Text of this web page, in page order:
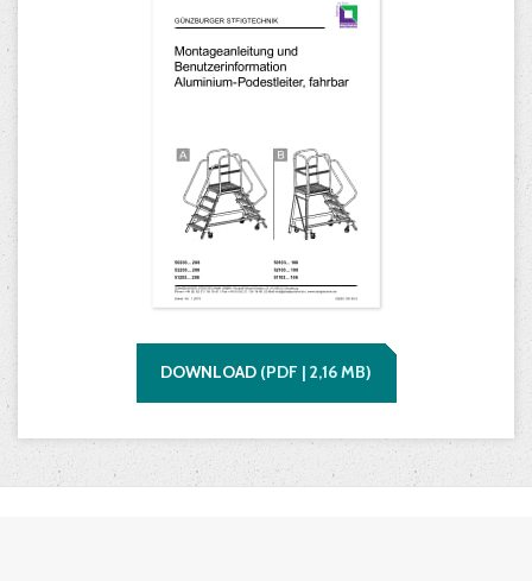
DOWNLOAD (PDF | 2,16MB)